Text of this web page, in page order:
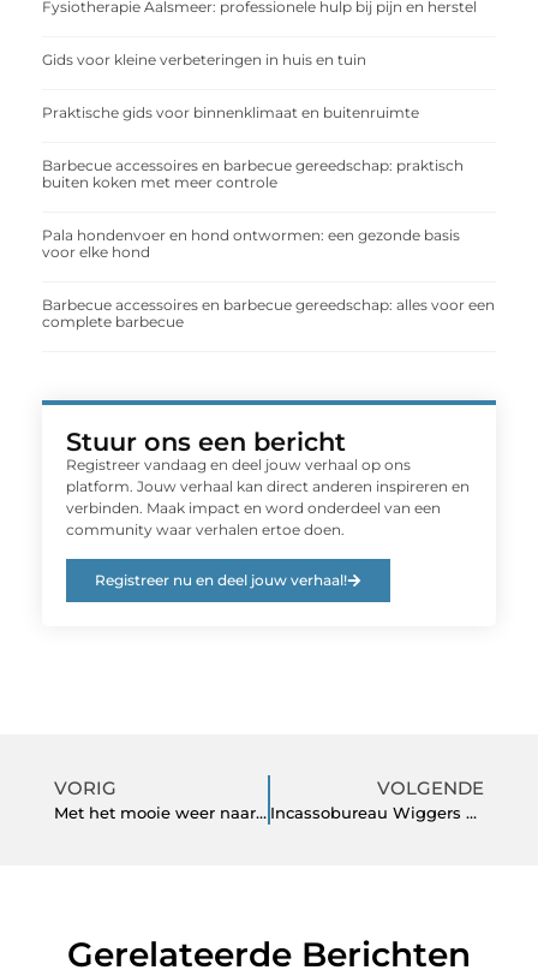
Fysiotherapie Aalsmeer: professionele hulp bij pijn en herstel
Gids voor kleine verbeteringen in huis en tuin
Praktische gids voor binnenklimaat en buitenruimte
Barbecue accessoires en barbecue gereedschap: praktisch
buiten koken met meer controle
Pala hondenvoer en hond ontwormen: een gezonde basis
voor elke hond
Barbecue accessoires en barbecue gereedschap: alles voor een
complete barbecue
Stuur ons een bericht
Registreer vandaag en deel jouw verhaal op ons
platform. Jouw verhaal kan direct anderen inspireren en
verbinden. Maak impact en word onderdeel van een
community waar verhalen ertoe doen.
Registreer nu en deel jouw verhaal!
VORIG
Met het mooie weer naar buiten
VOLGENDE
Incassobureau Wiggers van Meggelen
Gerelateerde Berichten